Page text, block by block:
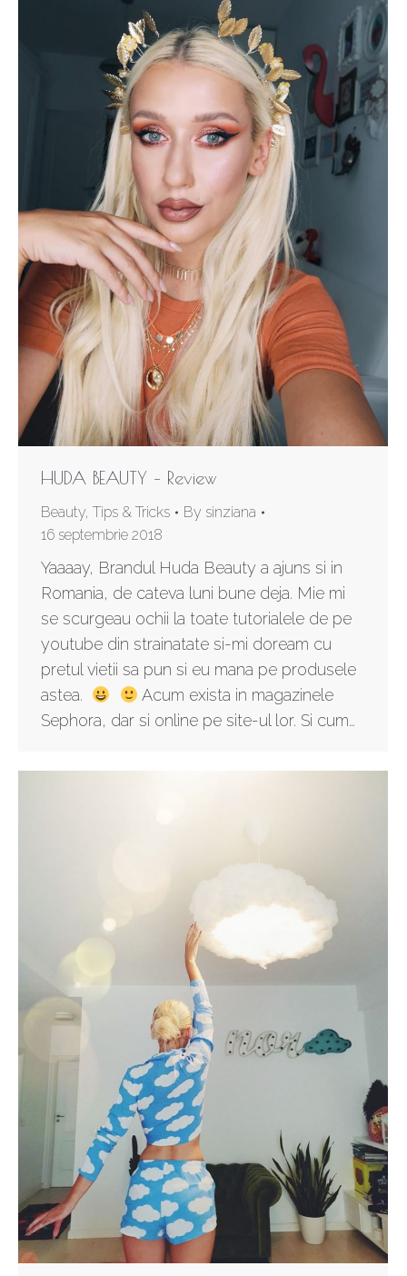
HUDA BEAUTY – Review
Beauty, Tips & Tricks By sinziana
16 septembrie 2018
Yaaaay, Brandul Huda Beauty a ajuns si in
Romania, de cateva luni bune deja. Mie mi
se scurgeau ochii la toate tutorialele de pe
youtube din strainatate si-mi doream cu
pretul vietii sa pun si eu mana pe produsele
astea.
Acum exista in magazinele
Sephora, dar si online pe site-ul lor. Si cum…